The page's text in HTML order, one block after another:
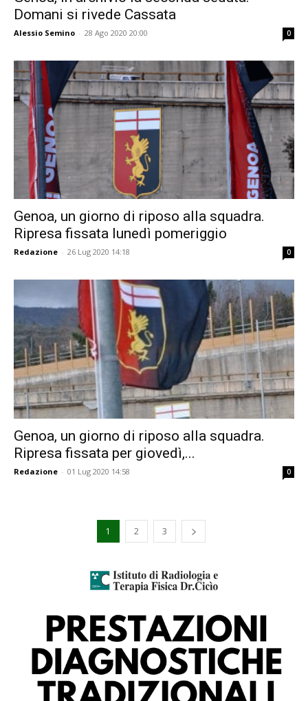
Domani si rivede Cassata
Alessio Semino - 28 Ago 2020 20:00 0
Genoa, un giorno di riposo alla squadra.
Ripresa fissata lunedì pomeriggio
Redazione - 26 Lug 2020 14:18 0
Genoa, un giorno di riposo alla squadra.
Ripresa fissata per giovedì,...
Redazione - 01 Lug 2020 14:58 0
1 2 3